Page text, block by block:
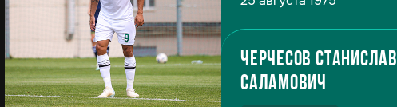
Черчесов Станислав
Саламович